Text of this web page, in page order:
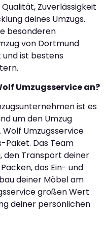
Zuverlässigkeit
deines Umzugs.
besonderen
von Dortmund
ist bestens
Umzugsservice an?
ist es
um den Umzug
Umzugsservice
Paket. Das Team
den Transport deiner
das Ein- und
deiner Möbel am
großen Wert
deiner persönlichen